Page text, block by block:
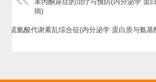
病)
甲硫氨酸代谢紊乱综合征(内分泌学 蛋白质与氨